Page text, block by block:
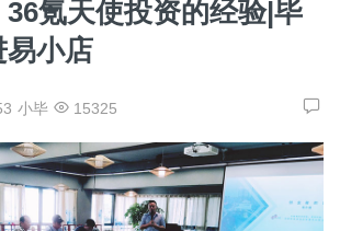
氪天使投资的经验|毕
易小店
小毕 15325